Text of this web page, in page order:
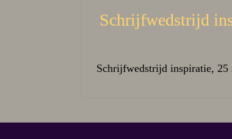
Schrijfwedstrijd
Schrijfwedstrijd inspiratie, 25